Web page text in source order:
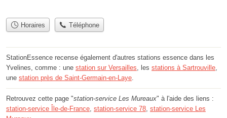
Horaires Téléphone
StationEssence recense également d'autres stations essence dans les
Yvelines, comme : une station sur Versailles, les stations à Sartrouville,
une station près de Saint-Germain-en-Laye.
Retrouvez cette page "station-service Les Mureaux" à l'aide des liens :
station-service Île-de-France, station-service 78, station-service Les